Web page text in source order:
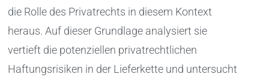
die Rolle des Privatrechts in diesem Kontext
heraus. Auf dieser Grundlage analysiert sie
vertieft die potenziellen privatrechtlichen
Haftungsrisiken in der Lieferkette und untersucht